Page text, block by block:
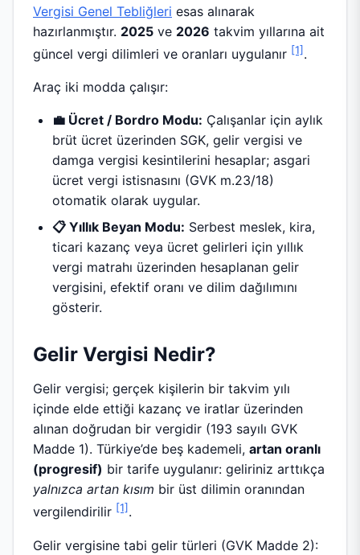
Vergisi Genel Tebliğleri esas alınarak
hazırlanmıştır. 2025 ve 2026 takvim yıllarına ait
güncel vergi dilimleri ve oranları uygulanır [1] .
Araç iki modda çalışır:
💼 Ücret / Bordro Modu: Çalışanlar için aylık
brüt ücret üzerinden SGK, gelir vergisi ve
damga vergisi kesintilerini hesaplar; asgari
ücret vergi istisnasını (GVK m.23/18)
otomatik olarak uygular.
📋 Yıllık Beyan Modu: Serbest meslek, kira,
ticari kazanç veya ücret gelirleri için yıllık
vergi matrahı üzerinden hesaplanan gelir
vergisini, efektif oranı ve dilim dağılımını
gösterir.
Gelir Vergisi Nedir?
Gelir vergisi; gerçek kişilerin bir takvim yılı
içinde elde ettiği kazanç ve iratlar üzerinden
alınan doğrudan bir vergidir (193 sayılı GVK
Madde 1). Türkiye’de beş kademeli, artan oranlı
(progresif) bir tarife uygulanır: geliriniz arttıkça
yalnızca artan kısım bir üst dilimin oranından
vergilendirilir [1] .
Gelir vergisine tabi gelir türleri (GVK Madde 2):